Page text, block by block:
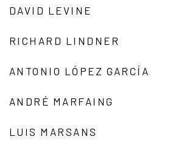
DAVID LEVINE
RICHARD LINDNER
ANTONIO LÓPEZ GARCÍA
ANDRÉ MARFAING
LUIS MARSANS